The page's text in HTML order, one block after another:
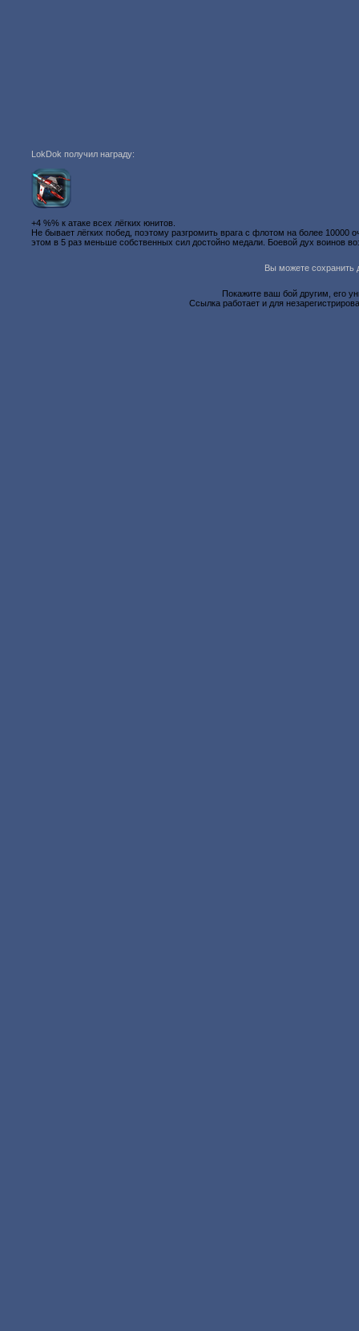
LokDok получил награду:
+4 %% к атаке всех лёгких юнитов.
Не бывает лёгких побед, поэтому разгромить врага с флотом на более 10000
этом в 5 раз меньше собственных сил достойно медали. Боевой дух воинов
Вы можете сохранить
Покажите ваш бой другим, его
Ссылка работает и для